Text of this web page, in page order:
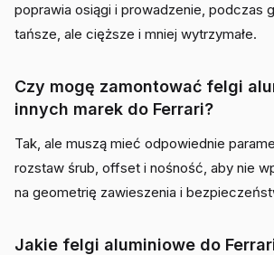
poprawia osiągi i prowadzenie, podczas
tańsze, ale cięższe i mniej wytrzymałe.
Czy mogę zamontować felgi
innych marek do Ferrari?
Tak, ale muszą mieć odpowiednie
rozstaw śrub, offset i nośność, aby nie
na geometrię zawieszenia i
Jakie felgi aluminiowe do